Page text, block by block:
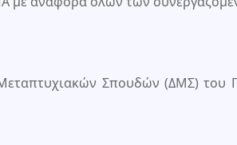
Σπουδών (ΔΜΣ) του